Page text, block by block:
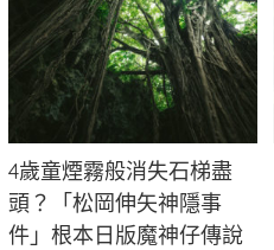
4歲童煙霧般消失石梯盡
頭？「松岡伸矢神隱事
件」根本日版魔神仔傳說